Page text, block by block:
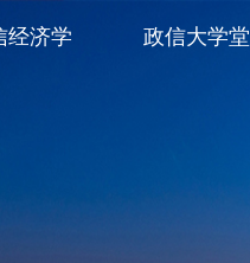
经济学 政信大学堂